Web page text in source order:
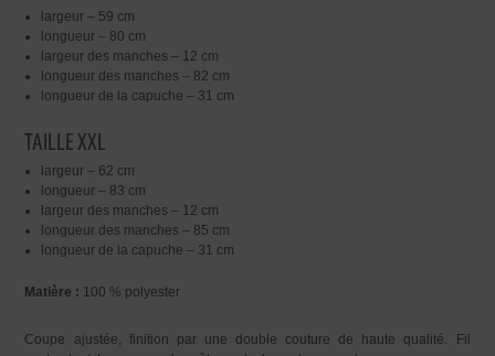
largeur – 59 cm
longueur – 80 cm
largeur des manches – 12 cm
longueur des manches – 82 cm
longueur de la capuche – 31 cm
TAILLE XXL
largeur – 62 cm
longueur – 83 cm
largeur des manches – 12 cm
longueur des manches – 85 cm
longueur de la capuche – 31 cm
Matière : 100 % polyester
Coupe ajustée, finition par une double couture de haute qualité. Fil